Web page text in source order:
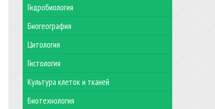
Гидробиология
Биогеография
Цитология
Гистология
Культура клеток и тканей
Биотехнология